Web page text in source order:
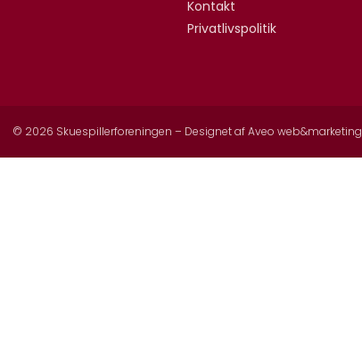
Kontakt
Privatlivspolitik
© 2026 Skuespillerforeningen – Designet afAveo web&marketing